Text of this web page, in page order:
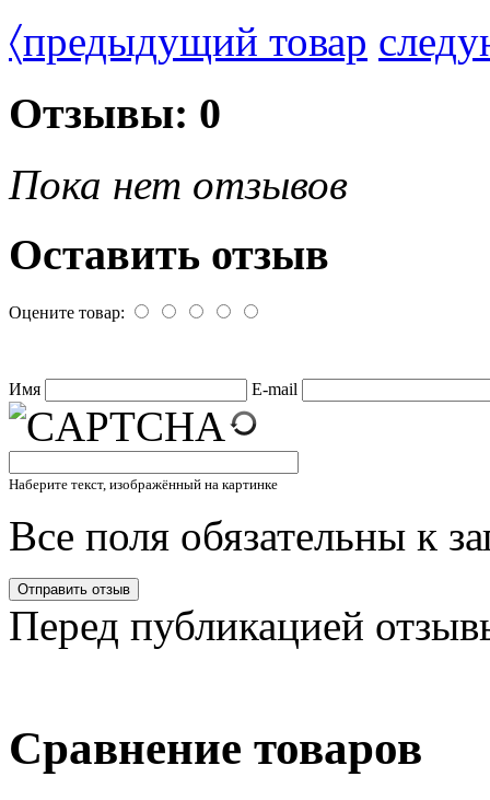
〈предыдущий товар
Отзывы: 0
Пока нет отзывов
Оставить отзыв
Оцените товар:
Имя E-mail
Наберите текст, изображённый на картинке
Все поля обязательны к
Перед публикацией
Сравнение товаров